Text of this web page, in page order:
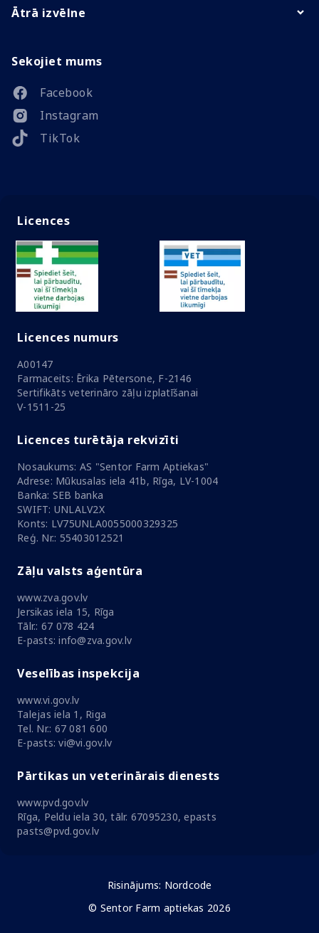
Ātrā izvēlne
Sekojiet mums
Facebook
Instagram
TikTok
Licences
Licences numurs
A00147
Farmaceits: Ērika Pētersone, F-2146
Sertifikāts veterināro zāļu izplatīšanai
V-1511-25
Licences turētāja rekvizīti
Nosaukums: AS "Sentor Farm Aptiekas"
Adrese: Mūkusalas iela 41b, Rīga, LV-1004
Banka: SEB banka
SWIFT: UNLALV2X
Konts: LV75UNLA0055000329325
Reģ. Nr.: 55403012521
Zāļu valsts aģentūra
www.zva.gov.lv
Jersikas iela 15, Rīga
Tālr.: 67 078 424
E-pasts: info@zva.gov.lv
Veselības inspekcija
www.vi.gov.lv
Talejas iela 1, Riga
Tel. Nr.: 67 081 600
E-pasts: vi@vi.gov.lv
Pārtikas un veterinārais dienests
www.pvd.gov.lv
Rīga, Peldu iela 30, tālr. 67095230, epasts
pasts@pvd.gov.lv
Risinājums: Nordcode
© Sentor Farm aptiekas 2026